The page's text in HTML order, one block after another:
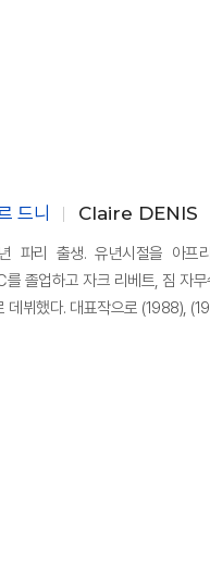
드니 Claire DENIS
파리 출생. 유년시절을 아프
를 졸업하고 자크 리베트, 짐 자
데뷔했다. 대표작으로 (1988),